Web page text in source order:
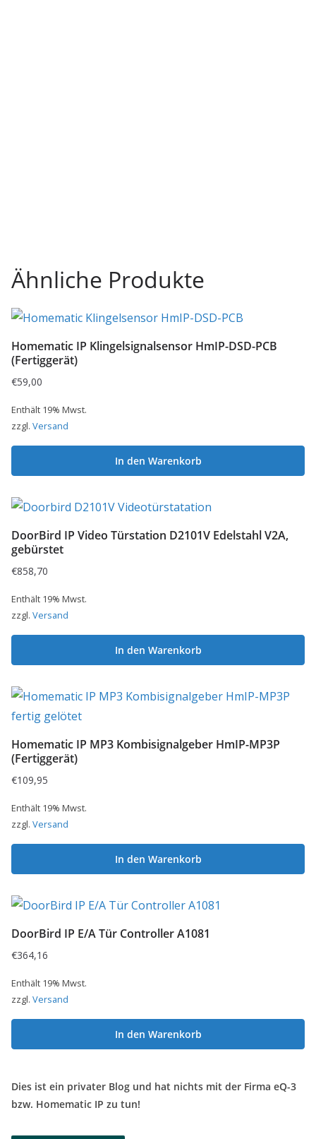
Ähnliche Produkte
Homematic IP Klingelsignalsensor HmIP-DSD-PCB
(Fertiggerät)
€59,00
Enthält 19% Mwst.
zzgl. Versand
In den Warenkorb
DoorBird IP Video Türstation D2101V Edelstahl V2A,
gebürstet
€858,70
Enthält 19% Mwst.
zzgl. Versand
In den Warenkorb
Homematic IP MP3 Kombisignalgeber HmIP-MP3P
(Fertiggerät)
€109,95
Enthält 19% Mwst.
zzgl. Versand
In den Warenkorb
DoorBird IP E/A Tür Controller A1081
€364,16
Enthält 19% Mwst.
zzgl. Versand
In den Warenkorb
Dies ist ein privater Blog und hat nichts mit der Firma eQ-3
bzw. Homematic IP zu tun!